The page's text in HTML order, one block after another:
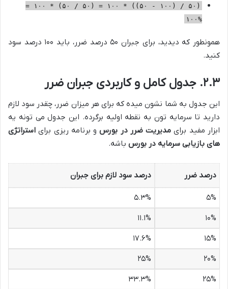
(۵۰ / (۱۰۰ - ۵۰)) * ۱۰۰ = (۵۰ / ۵۰) * ۱۰۰ =
۱۰۰%
همونطور که دیدید، برای جبران ۵۰ درصد ضرر، باید ۱۰۰ درصد سود
کنید.
۲.۳. جدول کامل و کاربردی جبران ضرر
این جدول به شما نشون میده که برای هر میزان ضرر، چقدر سود لازم
دارید تا سرمایه تون به نقطه اولیه برگرده. این جدول می تونه یه
ابزار مفید برای مدیریت ضرر در بورسو برنامه ریزی برای استراتژی
های بازیابی سرمایه در بورس باشه.
درصد ضرر درصد سود لازم برای جبران
۵%
۵.۳%
۱۰%
۱۱.۱%
۱۵%
۱۷.۶%
۲۰%
۲۵%
۲۵%
۳۳.۳%